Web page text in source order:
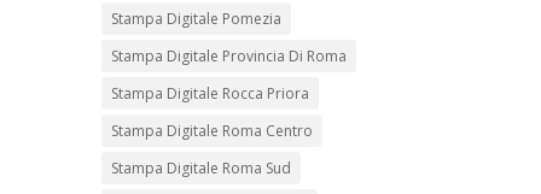
Stampa Digitale Pomezia
Stampa Digitale Provincia Di Roma
Stampa Digitale Rocca Priora
Stampa Digitale Roma Centro
Stampa Digitale Roma Sud